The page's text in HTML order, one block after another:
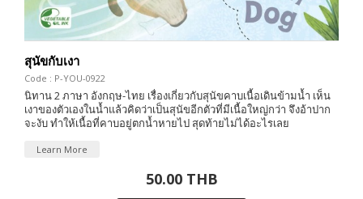
สุนัขกับเงา
Code : P-YOU-0922
นิทาน 2 ภาษา อังกฤษ-ไทย เรื่องเกี่ยวกับสุนัขคาบเนื้อเดินข้ามน้ำ เห็น
เงาของตัวเองในน้ำแล้วคิดว่าเป็นสุนัขอีกตัวที่มีเนื้อใหญ่กว่า จึงอ้าปาก
จะงับ ทำให้เนื้อที่คาบอยู่ตกน้ำหายไป สุดท้ายไม่ได้อะไรเลย
Learn More
50.00 THB